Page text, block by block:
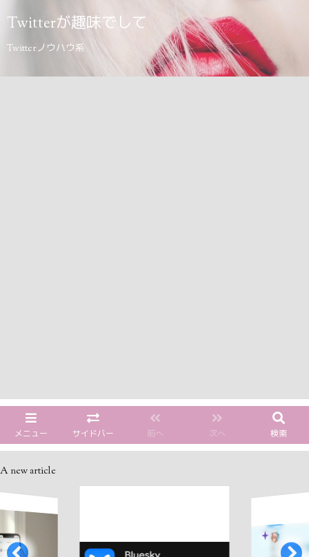
Twitterが趣味でして
Twitterノウハウ系
メニュー サイドバー 前へ 次へ 検索
A new article